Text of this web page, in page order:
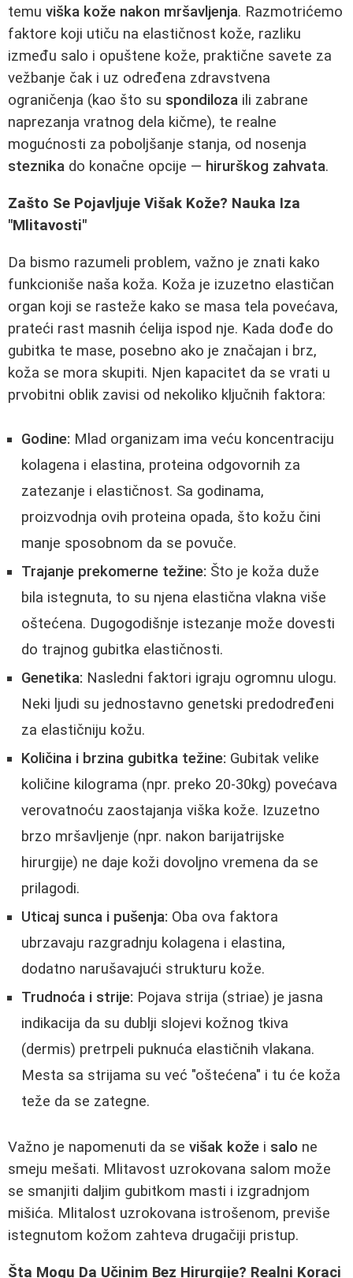
temu viška kože nakon mršavljenja. Razmotrićemo
faktore koji utiču na elastičnost kože, razliku
između salo i opuštene kože, praktične savete za
vežbanje čak i uz određena zdravstvena
ograničenja (kao što su spondiloza ili zabrane
naprezanja vratnog dela kičme), te realne
mogućnosti za poboljšanje stanja, od nosenja
steznika do konačne opcije — hirurškog zahvata.
Zašto Se Pojavljuje Višak Kože? Nauka Iza
"Mlitavosti"
Da bismo razumeli problem, važno je znati kako
funkcioniše naša koža. Koža je izuzetno elastičan
organ koji se rasteže kako se masa tela povećava,
prateći rast masnih ćelija ispod nje. Kada dođe do
gubitka te mase, posebno ako je značajan i brz,
koža se mora skupiti. Njen kapacitet da se vrati u
prvobitni oblik zavisi od nekoliko ključnih faktora:
Godine: Mlad organizam ima veću koncentraciju
kolagena i elastina, proteina odgovornih za
zatezanje i elastičnost. Sa godinama,
proizvodnja ovih proteina opada, što kožu čini
manje sposobnom da se povuče.
Trajanje prekomerne težine: Što je koža duže
bila istegnuta, to su njena elastična vlakna više
oštećena. Dugogodišnje istezanje može dovesti
do trajnog gubitka elastičnosti.
Genetika: Nasledni faktori igraju ogromnu ulogu.
Neki ljudi su jednostavno genetski predodređeni
za elastičniju kožu.
Količina i brzina gubitka težine: Gubitak velike
količine kilograma (npr. preko 20-30kg) povećava
verovatnoću zaostajanja viška kože. Izuzetno
brzo mršavljenje (npr. nakon barijatrijske
hirurgije) ne daje koži dovoljno vremena da se
prilagodi.
Uticaj sunca i pušenja: Oba ova faktora
ubrzavaju razgradnju kolagena i elastina,
dodatno narušavajući strukturu kože.
Trudnoća i strije: Pojava strija (striae) je jasna
indikacija da su dublji slojevi kožnog tkiva
(dermis) pretrpeli puknuća elastičnih vlakana.
Mesta sa strijama su već "oštećena" i tu će koža
teže da se zategne.
Važno je napomenuti da se višak kože i salо ne
smeju mešati. Mlitavost uzrokovana salom može
se smanjiti daljim gubitkom masti i izgradnjom
mišića. Mlitalost uzrokovana istrošenom, previše
istegnutom kožom zahteva drugačiji pristup.
Šta Mogu Da Učinim Bez Hirurgije? Realni Koraci